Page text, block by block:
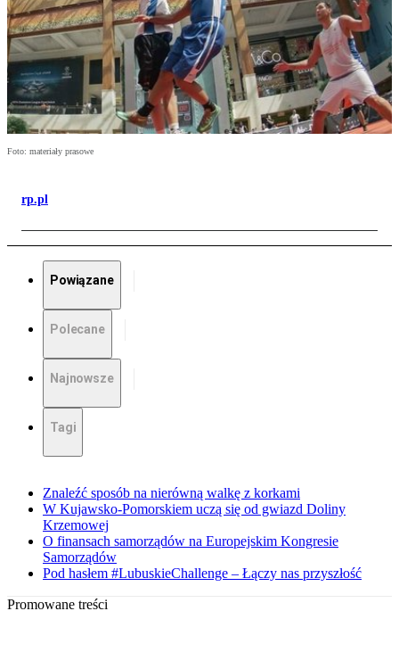
Foto: materiały prasowe
rp.pl
Powiązane
Polecane
Najnowsze
Tagi
Znaleźć sposób na nierówną walkę z korkami
W Kujawsko-Pomorskiem uczą się od gwiazd Doliny
Krzemowej
O finansach samorządów na Europejskim Kongresie
Samorządów
Pod hasłem #LubuskieChallenge – Łączy nas przyszłość
Promowane treści